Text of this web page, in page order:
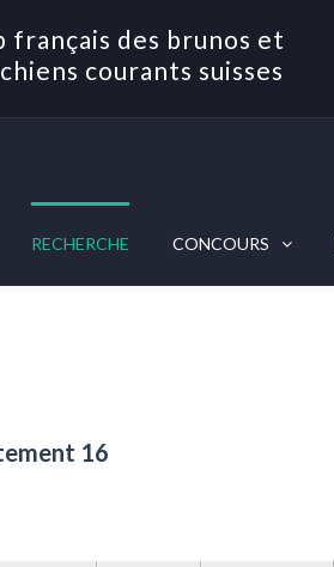
français des brunos et
courants suisses
RECHERCHE CONCOURS
16